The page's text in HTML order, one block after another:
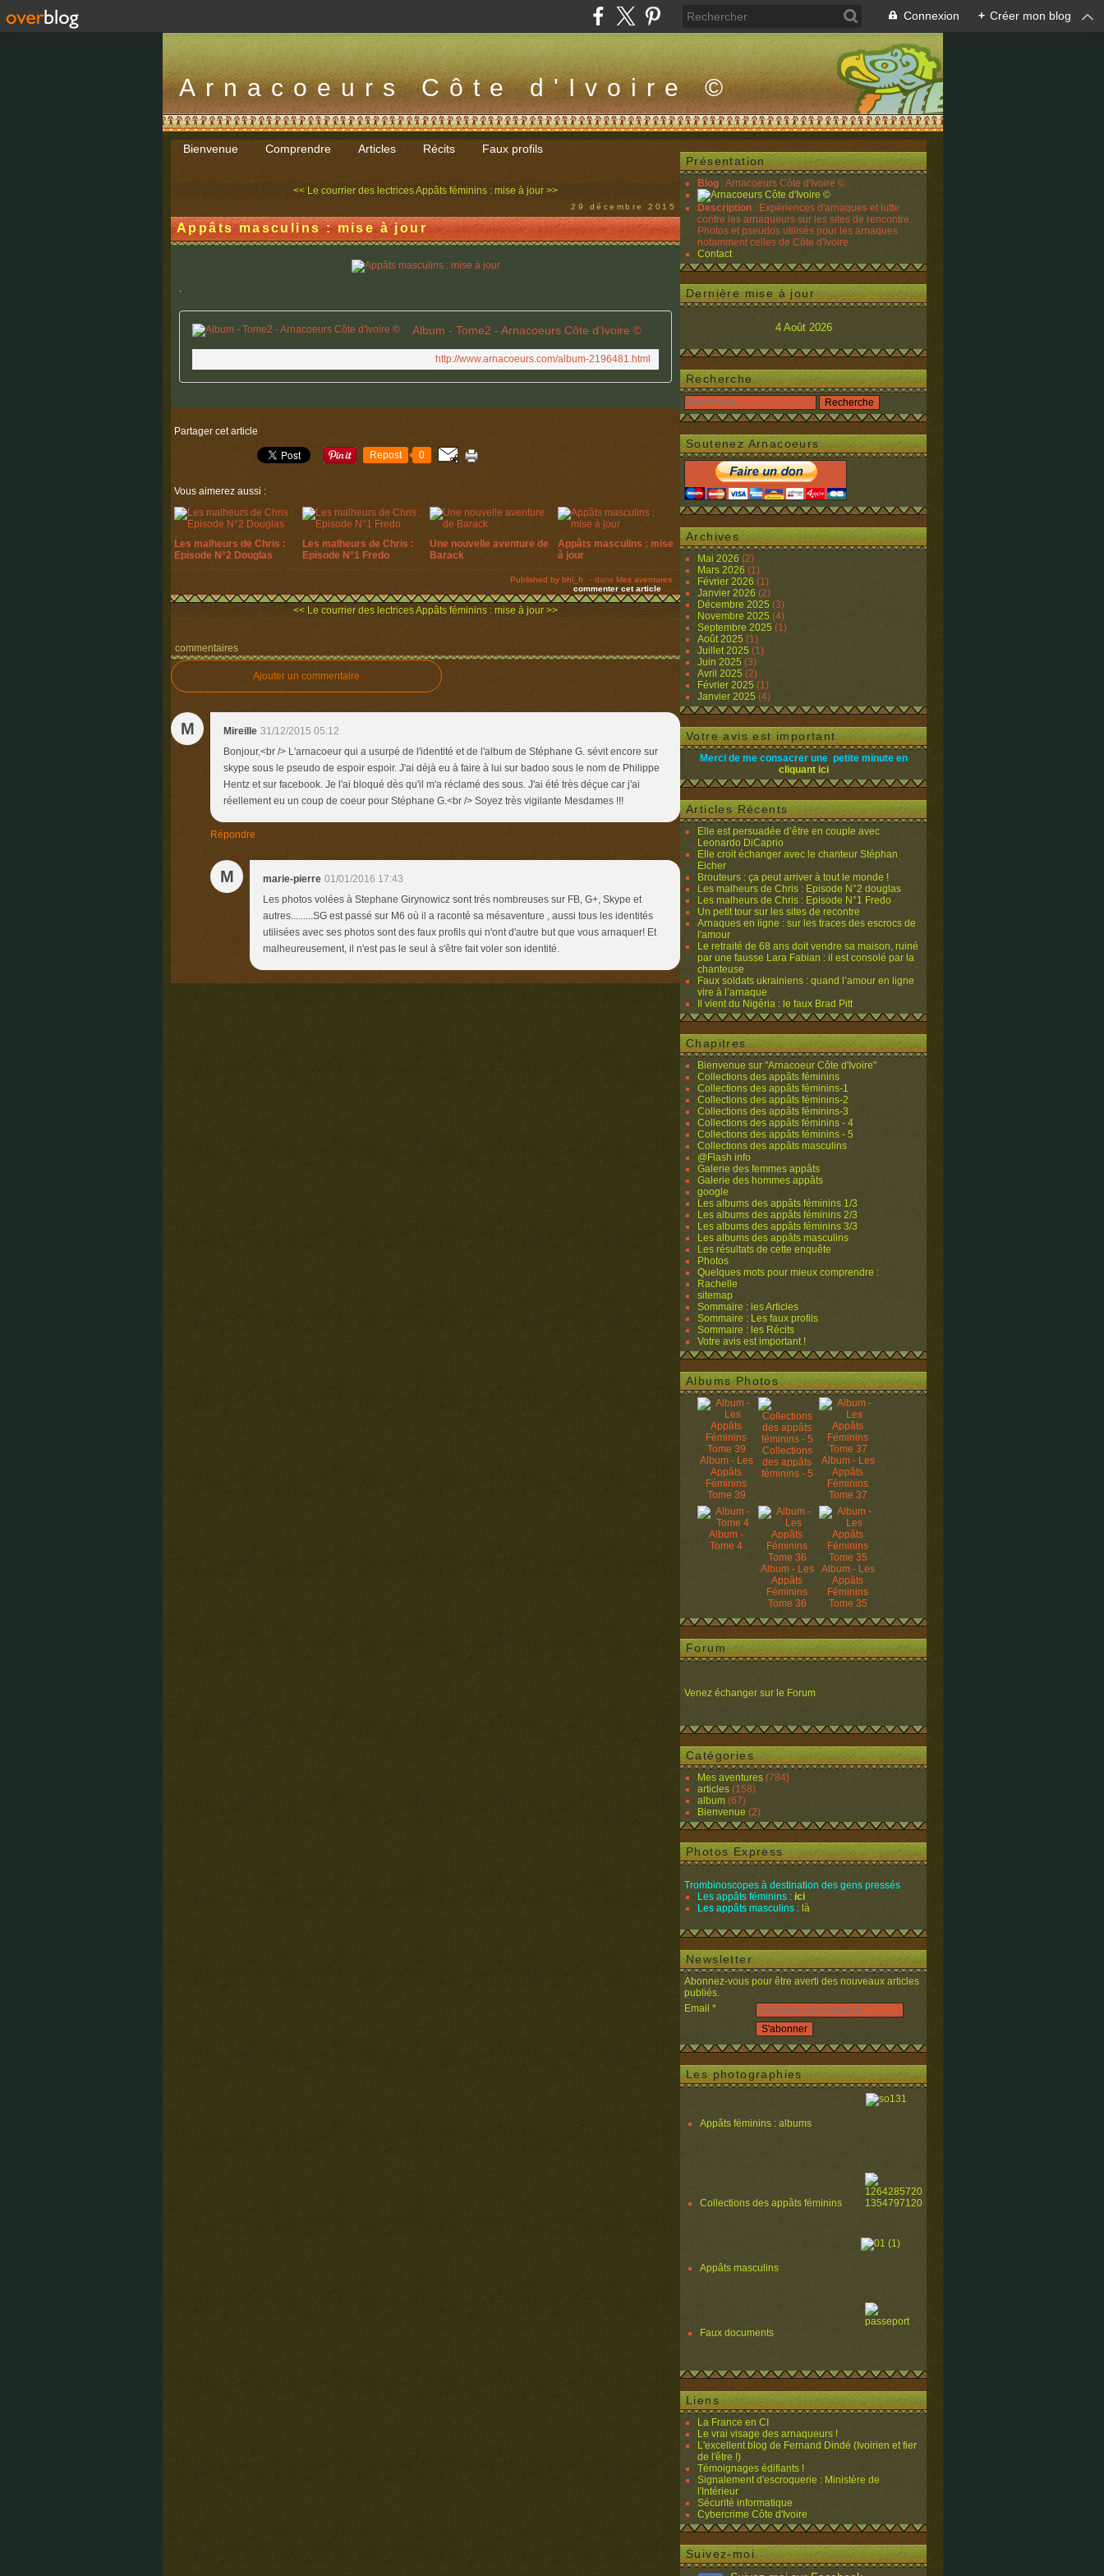
Connexion + Créer mon blog
Arnacoeurs Côte d'Ivoire ©
Bienvenue Comprendre Articles Récits Faux profils
<< Le courrier des lectricesAppâts féminins : mise à jour >>
29 décembre 2015
Appâts masculins : mise à jour
.
Album - Tome2 - Arnacoeurs Côte d'Ivoire ©
http://www.arnacoeurs.com/album-2196481.html
Partager cet article
Repost 0
Vous aimerez aussi :
Les malheurs de Chris :
Episode N°2 Douglas
Les malheurs de Chris :
Episode N°1 Fredo
Une nouvelle aventure de
Barack
Appâts masculins : mise
à jour
Published by bhl_fr - dans Mes aventures
commenter cet article
<< Le courrier des lectricesAppâts féminins : mise à jour >>
commentaires
Ajouter un commentaire
M Mireille 31/12/2015 05:12
Bonjour,<br /> L'arnacoeur qui a usurpé de l'identité et de l'album de Stéphane G. sévit encore sur
skype sous le pseudo de espoir espoir. J'ai déjà eu à faire à lui sur badoo sous le nom de Philippe
Hentz et sur facebook. Je l'ai bloqué dès qu'il m'a réclamé des sous. J'ai été très déçue car j'ai
réellement eu un coup de coeur pour Stéphane G.<br /> Soyez très vigilante Mesdames !!!
Répondre
M marie-pierre 01/01/2016 17:43
Les photos volées à Stephane Girynowicz sont trés nombreuses sur FB, G+, Skype et
autres.........SG est passé sur M6 où il a raconté sa mésaventure , aussi tous les identités
utilisées avec ses photos sont des faux profils qui n'ont d'autre but que vous arnaquer! Et
malheureusement, il n'est pas le seul à s'être fait voler son identité.
Présentation
Blog : Arnacoeurs Côte d'Ivoire ©
Description : Expériences d'arnaques et lutte
contre les arnaqueurs sur les sites de rencontre.
Photos et pseudos utilisés pour les arnaques
notamment celles de Côte d'Ivoire
Contact
Dernière mise à jour
4 Août 2026
Recherche
Soutenez Arnacoeurs
Archives
Mai 2026 (2)
Mars 2026 (1)
Février 2026 (1)
Janvier 2026 (2)
Décembre 2025 (3)
Novembre 2025 (4)
Septembre 2025 (1)
Août 2025 (1)
Juillet 2025 (1)
Juin 2025 (3)
Avril 2025 (2)
Février 2025 (1)
Janvier 2025 (4)
Votre avis est important
Merci de me consacrer une petite minute en
cliquant ici
Articles Récents
Elle est persuadée d’être en couple avec
Leonardo DiCaprio
Elle croit échanger avec le chanteur Stéphan
Eicher
Brouteurs : ça peut arriver à tout le monde !
Les malheurs de Chris : Episode N°2 douglas
Les malheurs de Chris : Episode N°1 Fredo
Un petit tour sur les sites de recontre
Arnaques en ligne : sur les traces des escrocs de
l'amour
Le retraité de 68 ans doit vendre sa maison, ruiné
par une fausse Lara Fabian : il est consolé par la
chanteuse
Faux soldats ukrainiens : quand l’amour en ligne
vire à l’arnaque
Il vient du Nigéria : le faux Brad Pitt
Chapitres
Bienvenue sur "Arnacoeur Côte d'Ivoire"
Collections des appâts féminins
Collections des appâts féminins-1
Collections des appâts féminins-2
Collections des appâts féminins-3
Collections des appâts féminins - 4
Collections des appâts féminins - 5
Collections des appâts masculins
@Flash info
Galerie des femmes appâts
Galerie des hommes appâts
google
Les albums des appâts féminins 1/3
Les albums des appâts féminins 2/3
Les albums des appâts féminins 3/3
Les albums des appâts masculins
Les résultats de cette enquête
Photos
Quelques mots pour mieux comprendre :
Rachelle
sitemap
Sommaire : les Articles
Sommaire : Les faux profils
Sommaire : les Récits
Votre avis est important !
Albums Photos
Album - Les
Appâts
Féminins
Tome 39
Collections
des appâts
féminins - 5
Album - Les
Appâts
Féminins
Tome 37
Album -
Tome 4
Album - Les
Appâts
Féminins
Tome 36
Album - Les
Appâts
Féminins
Tome 35
Forum
Venez échanger sur le Forum
Catégories
Mes aventures (784)
articles (158)
album (67)
Bienvenue (2)
Photos Express
Trombinoscopes à destination des gens pressés
Les appâts féminins : ici
Les appâts masculins : là
Newsletter
Abonnez-vous pour être averti des nouveaux articles
publiés.
Email
Les photographies
Appâts féminins : albums
Collections des appâts féminins
Appâts masculins
Faux documents
Liens
La France en CI
Le vrai visage des arnaqueurs !
L'excellent blog de Fernand Dindé (Ivoirien et fier
de l'être !)
Témoignages édifiants !
Signalement d'escroquerie : Ministère de
l'Intérieur
Sécurité informatique
Cybercrime Côte d'Ivoire
Suivez-moi